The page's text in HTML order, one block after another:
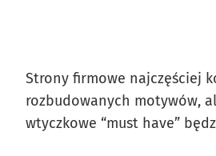
Strony firmowe najczęściej
rozbudowanych motywów,
wtyczkowe “must have”